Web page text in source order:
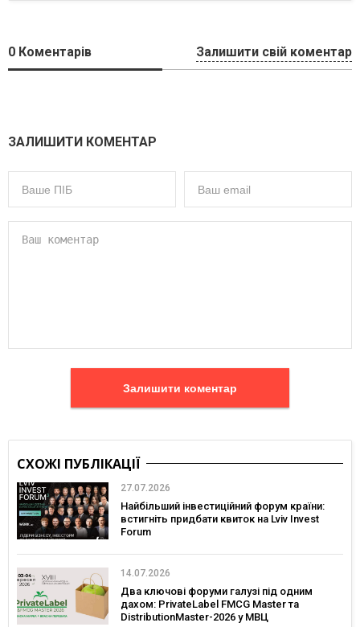
0 Коментарів Залишити свій коментар
ЗАЛИШИТИ КОМЕНТАР
Залишити коментар
СХОЖІ ПУБЛІКАЦІЇ
27.07.2026
Найбільший інвестиційний форум країни:
встигніть придбати квиток на Lviv Invest
Forum
14.07.2026
Два ключові форуми галузі під одним
дахом: PrivateLabel FMCG Master та
DistributionMaster-2026 у МВЦ